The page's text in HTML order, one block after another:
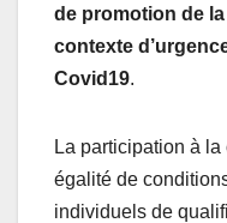
de promotion de
contexte
Covid19.
La participation à
égalité de
individuels de